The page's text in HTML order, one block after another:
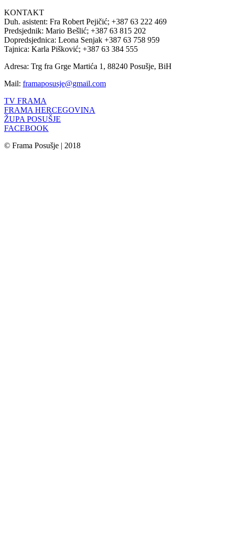
KONTAKT
Duh. asistent: Fra Robert Pejičić; +387 63 222 469
Predsjednik: Mario Bešlić; +387 63 815 202
Dopredsjednica: Leona Senjak +387 63 758 959
Tajnica: Karla Pišković; +387 63 384 555
Adresa: Trg fra Grge Martića 1, 88240 Posušje, BiH
Mail: framaposusje@gmail.com
TV FRAMA
FRAMA HERCEGOVINA
ŽUPA POSUŠJE
FACEBOOK
© Frama Posušje | 2018